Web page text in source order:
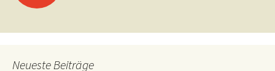
Neueste Beiträge